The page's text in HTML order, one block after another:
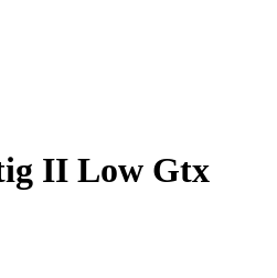
II Low Gtx